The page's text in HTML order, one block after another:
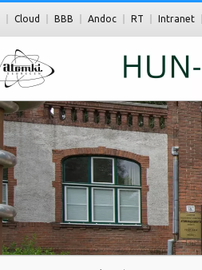
Cloud BBB Andoc RT
Intranet